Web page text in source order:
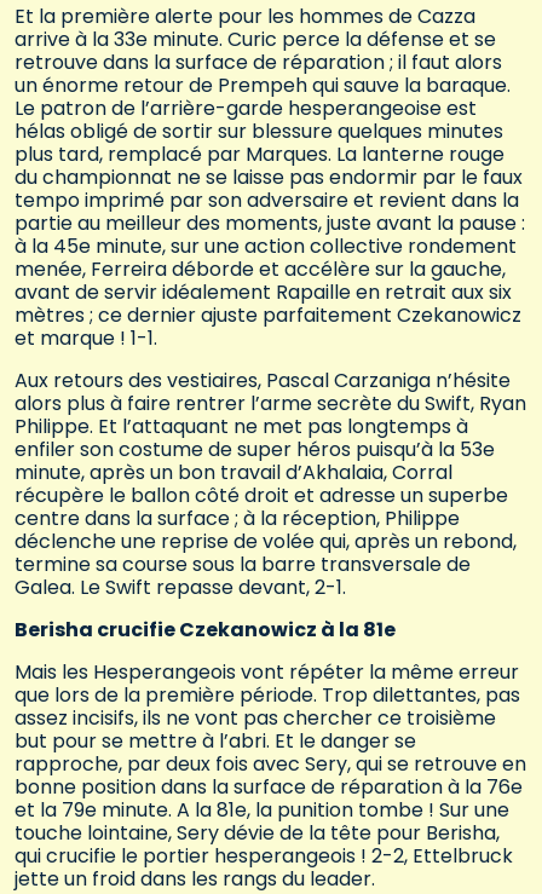
Et la première alerte pour les hommes de Cazza
arrive à la 33e minute. Curic perce la défense et se
retrouve dans la surface de réparation ; il faut alors
un énorme retour de Prempeh qui sauve la baraque.
Le patron de l’arrière-garde hesperangeoise est
hélas obligé de sortir sur blessure quelques minutes
plus tard, remplacé par Marques. La lanterne rouge
du championnat ne se laisse pas endormir par le faux
tempo imprimé par son adversaire et revient dans la
partie au meilleur des moments, juste avant la pause :
à la 45e minute, sur une action collective rondement
menée, Ferreira déborde et accélère sur la gauche,
avant de servir idéalement Rapaille en retrait aux six
mètres ; ce dernier ajuste parfaitement Czekanowicz
et marque ! 1-1.
Aux retours des vestiaires, Pascal Carzaniga n’hésite
alors plus à faire rentrer l’arme secrète du Swift, Ryan
Philippe. Et l’attaquant ne met pas longtemps à
enfiler son costume de super héros puisqu’à la 53e
minute, après un bon travail d’Akhalaia, Corral
récupère le ballon côté droit et adresse un superbe
centre dans la surface ; à la réception, Philippe
déclenche une reprise de volée qui, après un rebond,
termine sa course sous la barre transversale de
Galea. Le Swift repasse devant, 2-1.
Berisha crucifie Czekanowicz à la 81e
Mais les Hesperangeois vont répéter la même erreur
que lors de la première période. Trop dilettantes, pas
assez incisifs, ils ne vont pas chercher ce troisième
but pour se mettre à l’abri. Et le danger se
rapproche, par deux fois avec Sery, qui se retrouve en
bonne position dans la surface de réparation à la 76e
et la 79e minute. A la 81e, la punition tombe ! Sur une
touche lointaine, Sery dévie de la tête pour Berisha,
qui crucifie le portier hesperangeois ! 2-2, Ettelbruck
jette un froid dans les rangs du leader.